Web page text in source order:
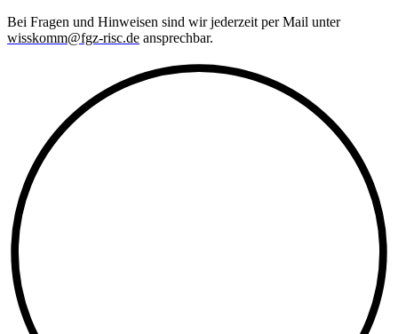
Bei Fragen und Hinweisen sind wir jederzeit per Mail unter
wisskomm@fgz-risc.de ansprechbar.